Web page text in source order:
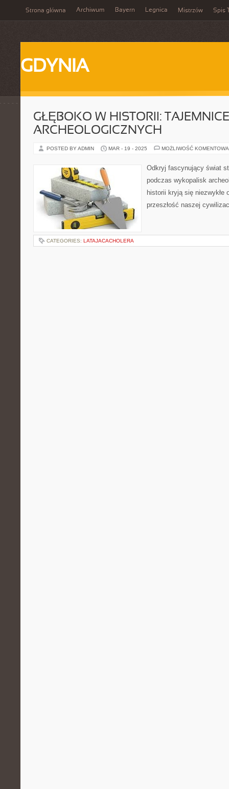
Strona główna Archiwum Bayern Legnica Mistrzów Spis
GDYNIA
GŁĘBOKO W HISTORII:
ARCHEOLOGICZNYCH
POSTED BY ADMIN MAR - 19 - 2025 MOŻLIWOŚĆ
Odkryj fascynujący świat
podczas wykopalisk
historii kryją się niezwykłe
przeszłość naszej
CATEGORIES: LATAJACACHOLERA